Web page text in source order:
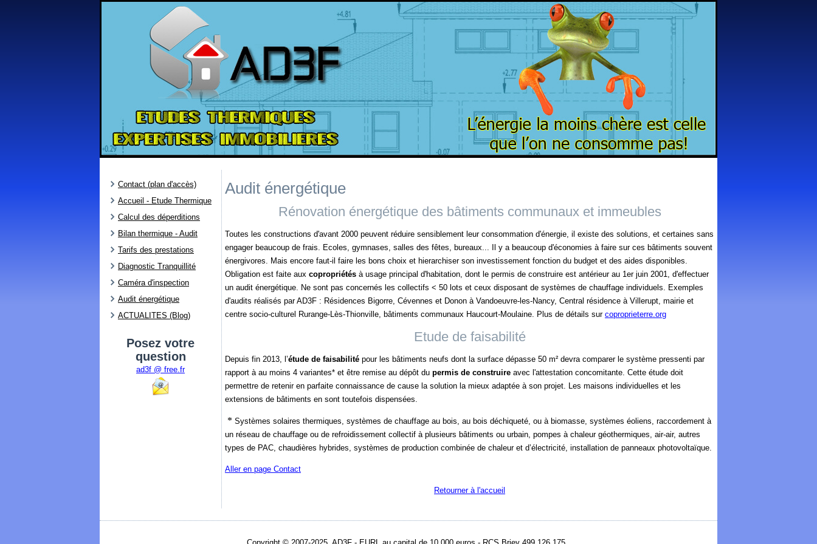
Contact (plan d'accès)
Accueil - Etude Thermique
Calcul des déperditions
Bilan thermique - Audit
Tarifs des prestations
Diagnostic Tranquillité
Caméra d'inspection
Audit énergétique
ACTUALITES (Blog)
Posez votre
question
ad3f @ free.fr
Audit énergétique
Rénovation énergétique des bâtiments communaux et immeubles
Toutes les constructions d'avant 2000 peuvent réduire sensiblement leur consommation d'énergie, il existe des solutions, et certaines sans
engager beaucoup de frais. Ecoles, gymnases, salles des fêtes, bureaux... Il y a beaucoup d'économies à faire sur ces bâtiments souvent
énergivores. Mais encore faut-il faire les bons choix et hierarchiser son investissement fonction du budget et des aides disponibles.
Obligation est faite aux copropriétés à usage principal d'habitation, dont le permis de construire est antérieur au 1er juin 2001, d'effectuer
un audit énergétique. Ne sont pas concernés les collectifs < 50 lots et ceux disposant de systèmes de chauffage individuels. Exemples
d'audits réalisés par AD3F : Résidences Bigorre, Cévennes et Donon à Vandoeuvre-les-Nancy, Central résidence à Villerupt, mairie et
centre socio-culturel Rurange-Lès-Thionville, bâtiments communaux Haucourt-Moulaine. Plus de détails sur coproprieterre.org
Etude de faisabilité
Depuis fin 2013, l’étude de faisabilité pour les bâtiments neufs dont la surface dépasse 50 m² devra comparer le système pressenti par
rapport à au moins 4 variantes* et être remise au dépôt du permis de construire avec l'attestation concomitante. Cette étude doit
permettre de retenir en parfaite connaissance de cause la solution la mieux adaptée à son projet. Les maisons individuelles et les
extensions de bâtiments en sont toutefois dispensées.
* Systèmes solaires thermiques, systèmes de chauffage au bois, au bois déchiqueté, ou à biomasse, systèmes éoliens, raccordement à
un réseau de chauffage ou de refroidissement collectif à plusieurs bâtiments ou urbain, pompes à chaleur géothermiques, air-air, autres
types de PAC, chaudières hybrides, systèmes de production combinée de chaleur et d’électricité, installation de panneaux photovoltaïque.
Aller en page Contact
Retourner à l'accueil